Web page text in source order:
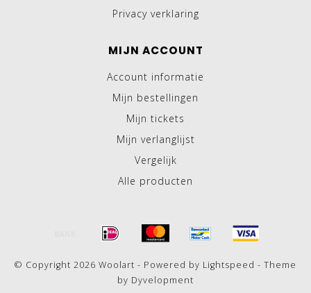
Privacy verklaring
MIJN ACCOUNT
Account informatie
Mijn bestellingen
Mijn tickets
Mijn verlanglijst
Vergelijk
Alle producten
© Copyright 2026 Woolart - Powered by Lightspeed - Theme
by Dyvelopment